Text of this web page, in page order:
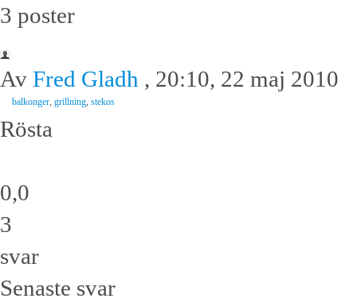
3 poster
Av Fred Gladh , 20:10, 22 maj 2010
balkonger, grillning, stekos
Rösta
0,0
3
svar
Senaste svar